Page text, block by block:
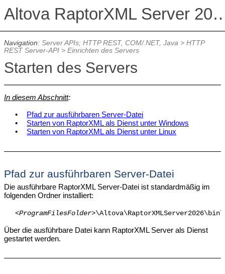
Altova
Navigation: Server APIs; HTTP REST, COM/.NET, Java> HTTP
REST Server-API> Einrichten des Servers
Starten des Servers
In diesem Abschnitt:
•
Pfad zur ausführbaren Server-Datei
•
Starten von RaptorXML als Dienst unter Windows
•
Starten von RaptorXML als Dienst unter Linux
Pfad zur ausführbaren Server-Datei
Die ausführbare RaptorXML Server-Datei ist standardmäßig im
folgenden Ordner installiert:
<ProgramFilesFolder>\Altova\RaptorXMLServer2026\bin\
Über die ausführbare Datei kann RaptorXML Server als Dienst
gestartet werden.